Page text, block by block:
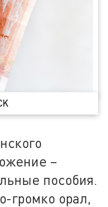
–
пособия.
громко орал,